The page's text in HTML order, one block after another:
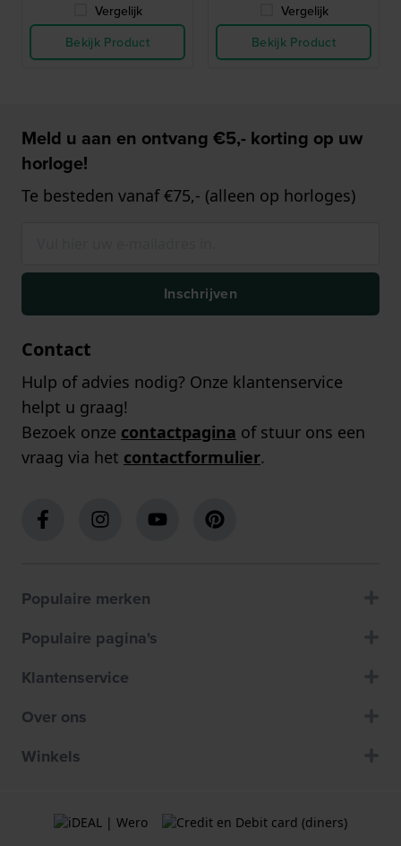
Vergelijk
Bekijk Product
Vergelijk
Bekijk Product
Meld u aan en ontvang €5,- korting op uw
horloge!
Te besteden vanaf €75,- (alleen op horloges)
Inschrijven
Contact
Hulp of advies nodig? Onze klantenservice
helpt u graag!
Bezoek onze contactpagina of stuur ons een
vraag via het contactformulier.
Populaire merken
Populaire pagina's
Klantenservice
Over ons
Winkels